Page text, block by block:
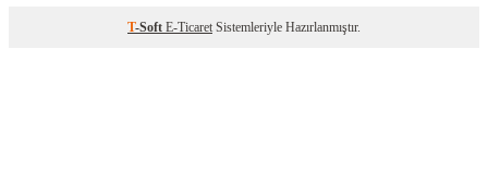
T-Soft E-Ticaret Sistemleriyle Hazırlanmıştır.